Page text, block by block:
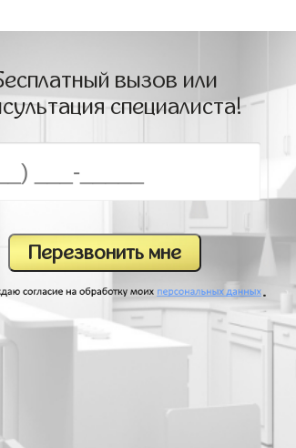
вызов или
специалиста!
.